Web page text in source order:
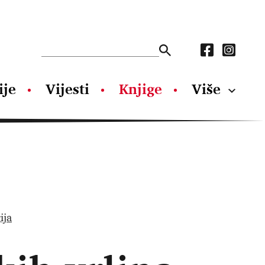
Vijesti Knjige Više